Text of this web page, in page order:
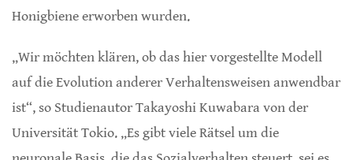
Honigbiene erworben wurden.
„Wir möchten klären, ob das hier vorgestellte Modell
auf die Evolution anderer Verhaltensweisen anwendbar
ist“, so Studienautor Takayoshi Kuwabara von der
Universität Tokio. „Es gibt viele Rätsel um die